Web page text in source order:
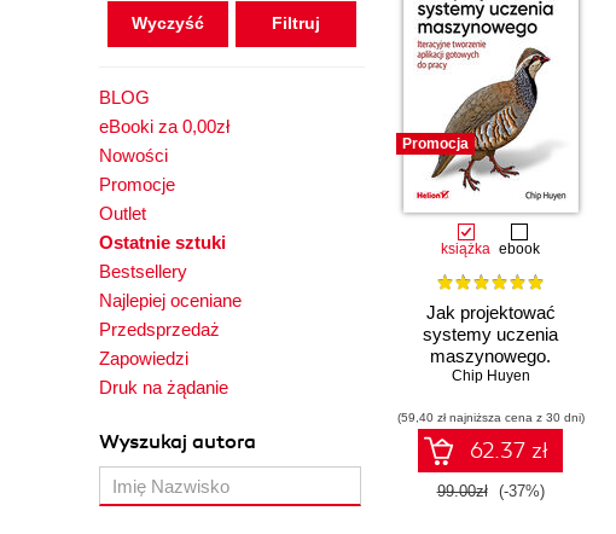
Wyczyść
BLOG
eBooki za 0,00zł
Nowości
Promocje
Outlet
Ostatnie sztuki
Bestsellery
Najlepiej oceniane
Przedsprzedaż
Zapowiedzi
Druk na żądanie
Wyszukaj autora
Promocja
książka ebook
Jak projektować
systemy uczenia
maszynowego.
Iteracyjne tworzenie
pracy
Chip Huyen
(59,40 zł najniższa cena z 30 dni)
62.37 zł
99.00zł (-37%)